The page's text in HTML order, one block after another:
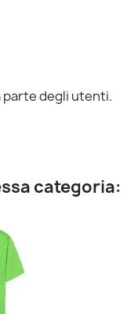
parte degli utenti.
categoria: